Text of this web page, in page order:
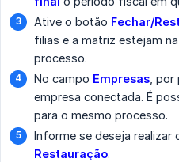
Ative o botão Fechar/
filias e a matriz estejam
processo.
No campo Empresas ,
empresa conectada. É
para o mesmo processo.
Informe se deseja realizar
Restauração.